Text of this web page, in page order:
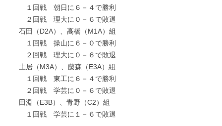
１回戦 朝日に６－４で勝利
２回戦 理大に０－６で敗退
石田（D2A）、高橋（M1A）組
１回戦 操山に６－０で勝利
２回戦 理大に０－６で敗退
土居（M3A）、藤森（E3A）組
１回戦 東工に６－４で勝利
２回戦 学芸に０－６で敗退
田淵（E3B）、青野（C2）組
１回戦 学芸に１－６で敗退